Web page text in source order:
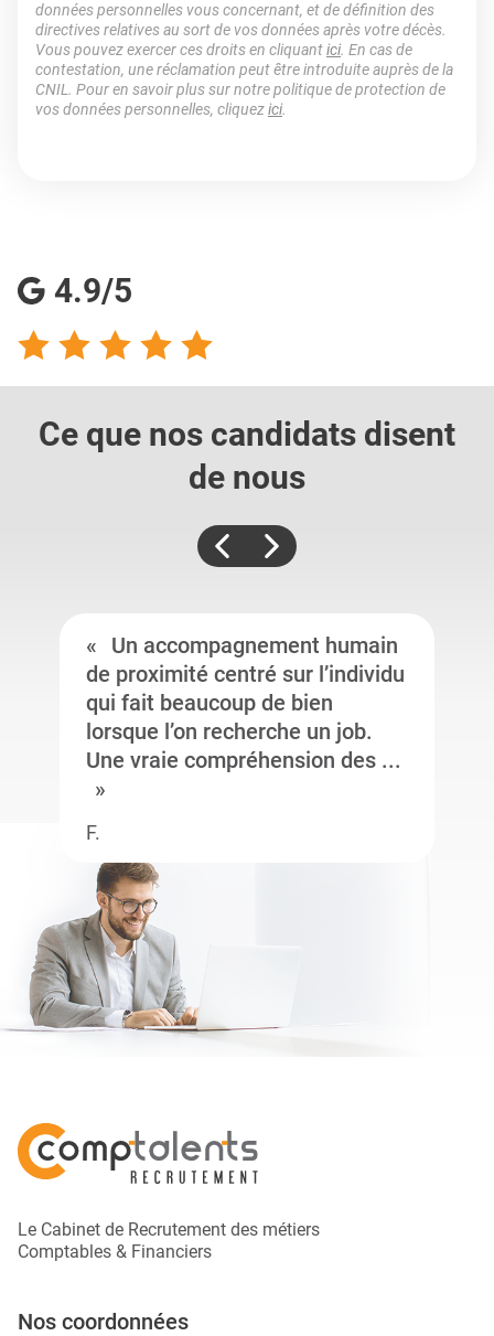
données personnelles vous concernant, et de définition des
directives relatives au sort de vos données après votre décès.
Vous pouvez exercer ces droits en cliquantici. En cas de
contestation, une réclamation peut être introduite auprès de la
CNIL. Pour en savoir plus sur notre politique de protection de
vos données personnelles, cliquezici.
4.9/5
Ce que nos candidats disent
de nous
Un accompagnement humain
de proximité centré sur l’individu
qui fait beaucoup de bien
lorsque l’on recherche un job.
Une vraie compréhension des ...
F.
Le Cabinet de Recrutement des métiers
Comptables & Financiers
Nos coordonnées